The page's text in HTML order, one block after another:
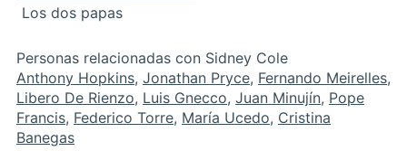
Los dos papas
Personas relacionadas con Sidney Cole
Anthony Hopkins, Jonathan Pryce, Fernando Meirelles,
Libero De Rienzo, Luis Gnecco, Juan Minujín, Pope
Francis, Federico Torre, María Ucedo, Cristina
Banegas